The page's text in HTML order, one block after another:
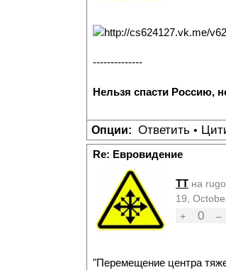
--------------
Нельзя спасти Россию,
Опции: Ответить •
Re: Евровидение
TT на
19,
+
0 –
"Перемещение центра